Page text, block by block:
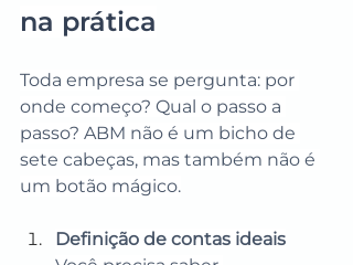
na prática
Toda empresa se pergunta: por
onde começo? Qual o passo a
passo? ABM não é um bicho de
sete cabeças, mas também não é
um botão mágico.
Definição de contas ideais